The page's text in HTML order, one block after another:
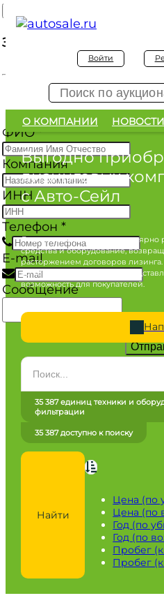
Войти
О КОМПАНИИ НОВОСТИ
Выгодно
лизинговых
с Авто-Сейл
Лизинговые компании регулярно
средства и оборудование,
расторжением договоров
по конкурентным ценам,
возможность для покупателей.
Марка
Все марки
Город / регион
от
Найти
Цена (по
Цена (по
Год (по
Год (по
Пробег
Пробег
35 387 единиц техники и
фильтрации
35 387 доступно к поиску
Заявка на покупку
Заявка на
ФИО*
Компания
ИНН
Телефон *
E-mail
Сообщение